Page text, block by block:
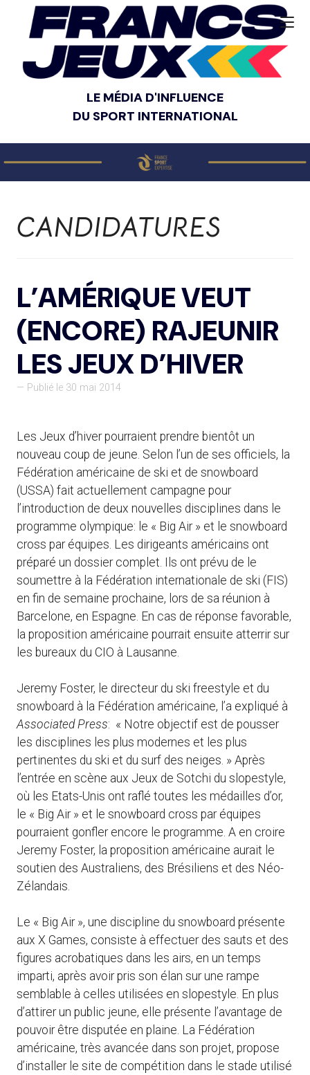
LE MÉDIA D'INFLUENCE
DU SPORT INTERNATIONAL
CANDIDATURES
L’AMÉRIQUE VEUT
(ENCORE) RAJEUNIR
LES JEUX D’HIVER
— Publié le 30 mai 2014
Les Jeux d’hiver pourraient prendre bientôt un
nouveau coup de jeune. Selon l’un de ses officiels, la
Fédération américaine de ski et de snowboard
(USSA) fait actuellement campagne pour
l’introduction de deux nouvelles disciplines dans le
programme olympique: le « Big Air » et le snowboard
cross par équipes. Les dirigeants américains ont
préparé un dossier complet. Ils ont prévu de le
soumettre à la Fédération internationale de ski (FIS)
en fin de semaine prochaine, lors de sa réunion à
Barcelone, en Espagne. En cas de réponse favorable,
la proposition américaine pourrait ensuite atterrir sur
les bureaux du CIO à Lausanne.
Jeremy Foster, le directeur du ski freestyle et du
snowboard à la Fédération américaine, l’a expliqué à
Associated Press: « Notre objectif est de pousser
les disciplines les plus modernes et les plus
pertinentes du ski et du surf des neiges. » Après
l’entrée en scène aux Jeux de Sotchi du slopestyle,
où les Etats-Unis ont raflé toutes les médailles d’or,
le « Big Air » et le snowboard cross par équipes
pourraient gonfler encore le programme. A en croire
Jeremy Foster, la proposition américaine aurait le
soutien des Australiens, des Brésiliens et des Néo-
Zélandais.
Le « Big Air », une discipline du snowboard présente
aux X Games, consiste à effectuer des sauts et des
figures acrobatiques dans les airs, en un temps
imparti, après avoir pris son élan sur une rampe
semblable à celles utilisées en slopestyle. En plus
d’attirer un public jeune, elle présente l’avantage de
pouvoir être disputée en plaine. La Fédération
américaine, très avancée dans son projet, propose
d’installer le site de compétition dans le stade utilisé